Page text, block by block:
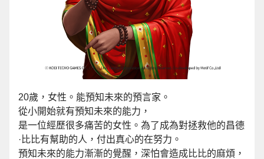
20歲，女性。能預知未來的預言家。
從小開始就有預知未來的能力，
是一位經歷很多痛苦的女性。為了成為對拯救他的昌德
·比比有幫助的人，付出真心的在努力。
預知未來的能力漸漸的覺醒，深怕會造成比比的麻煩，